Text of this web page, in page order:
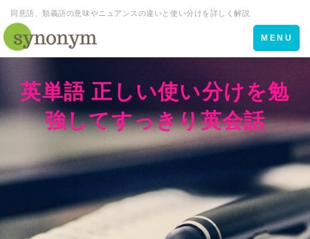
同意語、類義語の意味やニュアンスの違いと使い分けを詳しく解説
Toggle
navigation
MENU
英単語 正しい使い分けを勉
強してすっきり英会話